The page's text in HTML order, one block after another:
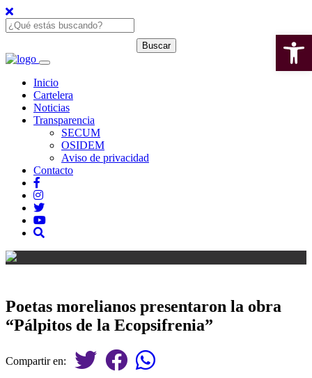
Inicio
Cartelera
Noticias
Transparencia
SECUM
OSIDEM
Aviso de privacidad
Contacto
Poetas morelianos presentaron la obra
“Pálpitos de la Ecopsifrenia”
Compartir en: